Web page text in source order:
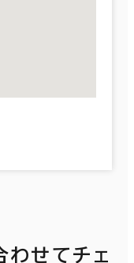
わせてチェ